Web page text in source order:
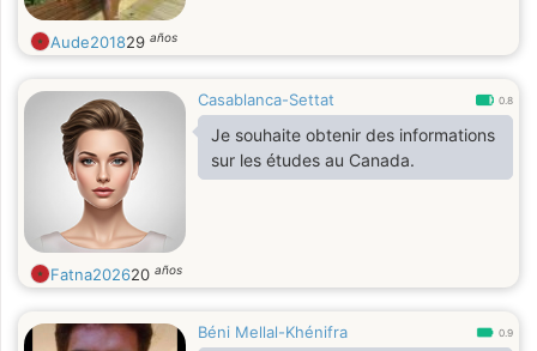
Aude201829 años
Casablanca-Settat 0.8
Je souhaite obtenir des informations
sur les études au Canada.
Fatna202620 años
Béni Mellal-Khénifra 0.9